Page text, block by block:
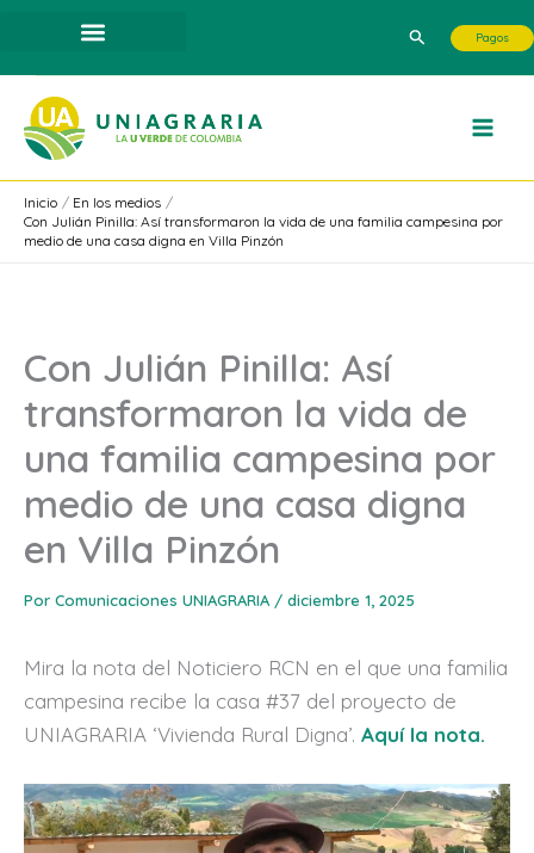
contenido
Buscar Pagos
Inicio
En los medios
Con Julián Pinilla: Así transformaron la vida de una familia campesina por
medio de una casa digna en Villa Pinzón
Con Julián Pinilla: Así
transformaron la vida de
una familia campesina por
medio de una casa digna
en Villa Pinzón
Por Comunicaciones UNIAGRARIA / diciembre 1, 2025
Mira la nota del Noticiero RCN en el que una familia
campesina recibe la casa #37 del proyecto de
UNIAGRARIA ‘Vivienda Rural Digna’. Aquí la nota.